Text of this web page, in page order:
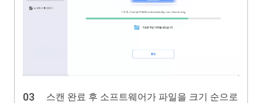
스캔 완료 후 소프트웨어가 파일을 크기 순으로